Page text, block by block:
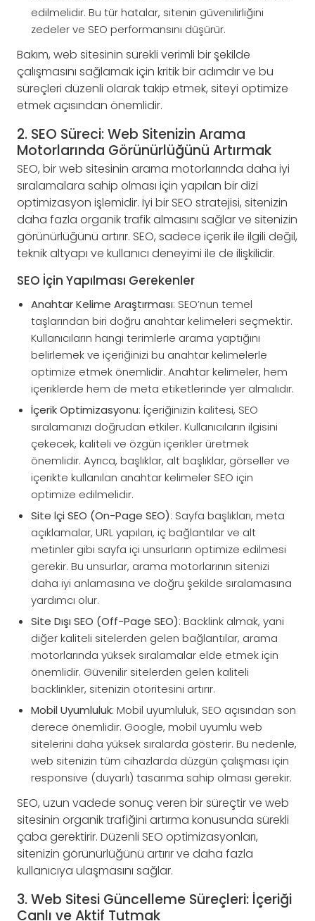
edilmelidir. Bu tür hatalar, sitenin güvenilirliğini
zedeler ve SEO performansını düşürür.
Bakım, web sitesinin sürekli verimli bir şekilde
çalışmasını sağlamak için kritik bir adımdır ve bu
süreçleri düzenli olarak takip etmek, siteyi optimize
etmek açısından önemlidir.
2. SEO Süreci: Web Sitenizin Arama
Motorlarında Görünürlüğünü Artırmak
SEO, bir web sitesinin arama motorlarında daha iyi
sıralamalara sahip olması için yapılan bir dizi
optimizasyon işlemidir. İyi bir SEO stratejisi, sitenizin
daha fazla organik trafik almasını sağlar ve sitenizin
görünürlüğünü artırır. SEO, sadece içerik ile ilgili değil,
teknik altyapı ve kullanıcı deneyimi ile de ilişkilidir.
SEO İçin Yapılması Gerekenler
Anahtar Kelime Araştırması: SEO’nun temel
taşlarından biri doğru anahtar kelimeleri seçmektir.
Kullanıcıların hangi terimlerle arama yaptığını
belirlemek ve içeriğinizi bu anahtar kelimelerle
optimize etmek önemlidir. Anahtar kelimeler, hem
içeriklerde hem de meta etiketlerinde yer almalıdır.
İçerik Optimizasyonu: İçeriğinizin kalitesi, SEO
sıralamanızı doğrudan etkiler. Kullanıcıların ilgisini
çekecek, kaliteli ve özgün içerikler üretmek
önemlidir. Ayrıca, başlıklar, alt başlıklar, görseller ve
içerikte kullanılan anahtar kelimeler SEO için
optimize edilmelidir.
Site İçi SEO (On-Page SEO): Sayfa başlıkları, meta
açıklamalar, URL yapıları, iç bağlantılar ve alt
metinler gibi sayfa içi unsurların optimize edilmesi
gerekir. Bu unsurlar, arama motorlarının sitenizi
daha iyi anlamasına ve doğru şekilde sıralamasına
yardımcı olur.
Site Dışı SEO (Off-Page SEO): Backlink almak, yani
diğer kaliteli sitelerden gelen bağlantılar, arama
motorlarında yüksek sıralamalar elde etmek için
önemlidir. Güvenilir sitelerden gelen kaliteli
backlinkler, sitenizin otoritesini artırır.
Mobil Uyumluluk: Mobil uyumluluk, SEO açısından son
derece önemlidir. Google, mobil uyumlu web
sitelerini daha yüksek sıralarda gösterir. Bu nedenle,
web sitenizin tüm cihazlarda düzgün çalışması için
responsive (duyarlı) tasarıma sahip olması gerekir.
SEO, uzun vadede sonuç veren bir süreçtir ve web
sitesinin organik trafiğini artırma konusunda sürekli
çaba gerektirir. Düzenli SEO optimizasyonları,
sitenizin görünürlüğünü artırır ve daha fazla
kullanıcıya ulaşmasını sağlar.
3. Web Sitesi Güncelleme Süreçleri: İçeriği
Canlı ve Aktif Tutmak